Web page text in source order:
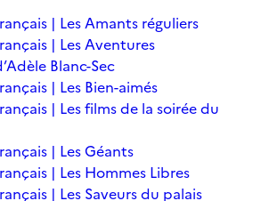
| Les Amants réguliers
| Les Aventures
Blanc-Sec
| Les Bien-aimés
| Les films de la soirée du
| Les Géants
| Les Hommes Libres
| Les Saveurs du palais